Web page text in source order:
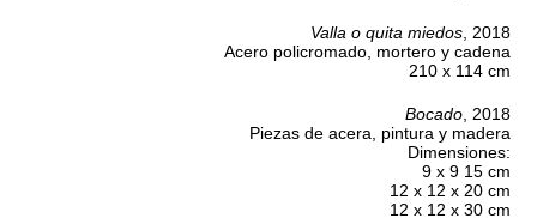
Valla o quita miedos, 2018
Acero policromado, mortero y cadena
210 x 114 cm
Bocado, 2018
Piezas de acera, pintura y madera
Dimensiones:
9 x 9 15 cm
12 x 12 x 20 cm
12 x 12 x 30 cm